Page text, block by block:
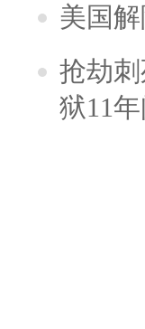
美国
抢劫
狱11